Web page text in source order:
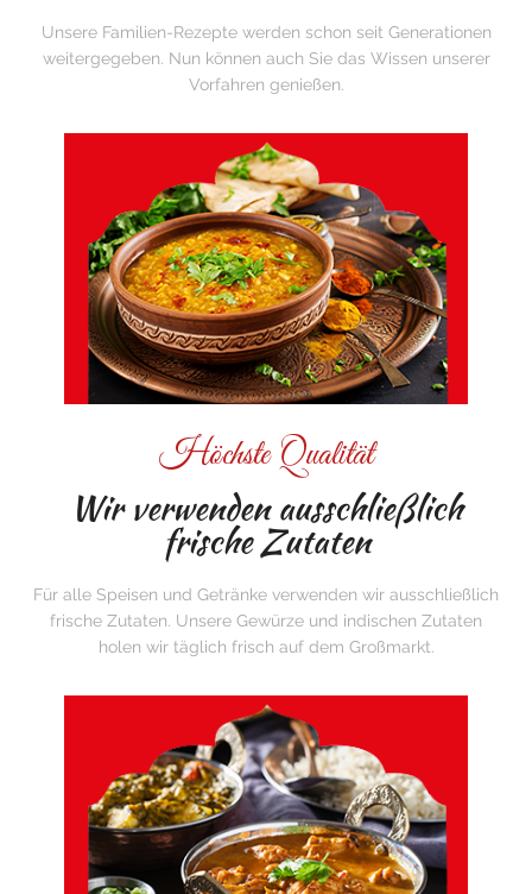
Unsere Familien-Rezepte werden schon seit Generationen
weitergegeben. Nun können auch Sie das Wissen unserer
Vorfahren genießen.
Höchste Qualität
Wir verwenden ausschließlich
frische Zutaten
Für alle Speisen und Getränke verwenden wir ausschließlich
frische Zutaten. Unsere Gewürze und indischen Zutaten
holen wir täglich frisch auf dem Großmarkt.